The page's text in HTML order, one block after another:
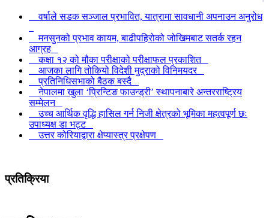
वर्षाले सडक सञ्जाल प्रभावित, यात्रामा सावधानी अपनाउन अनुरोध
मनसुनको प्रभाव कायम, बाढीपहिरोको जोखिमबाट सतर्क रहन
आग्रह
कक्षा १२ को मौका परीक्षाको परीक्षाफल प्रकाशित
आजका लागि तोकियो विदेशी मुद्राको विनिमयदर
प्रतिनिधिसभाको बैठक बस्दै
नेपालमा खुला ‘प्रिन्टिङ फाउन्ड्री’ स्थापनाबारे अन्तरराष्ट्रिय
सम्मेलन
उच्च आर्थिक वृद्धि हासिल गर्न निजी क्षेत्रको भूमिका महत्वपूर्ण छः
उपाध्यक्ष डा भट्ट
उत्तर कोरियाद्वारा क्षेप्यास्त्र प्रक्षेपण
प्रतिक्रिया